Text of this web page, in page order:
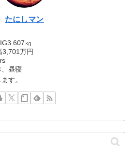
たにしマン
607㎏
3,701万円
、昼寝
す。